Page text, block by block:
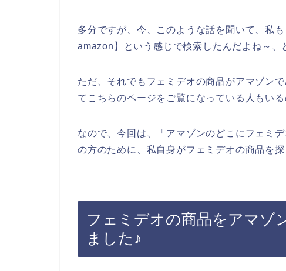
多分ですが、今、このような話を聞いて、
amazon】という感じで検索したんだよね～、
ただ、それでもフェミデオの商品がアマゾン
てこちらのページをご覧になっている人もい
なので、今回は、「アマゾンのどこにフェミ
の方のために、私自身がフェミデオの商品を
フェミデオの商品をアマゾ
ました♪